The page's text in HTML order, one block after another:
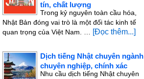
tín, chất lượng
Trong kỷ nguyên toàn cầu hóa,
Nhật Bản đóng vai trò là một đối tác kinh tế
quan trọng của Việt Nam. …
[Đọc thêm...]
Dịch tiếng Nhật chuyên ngành
chuyên nghiệp, chính xác
Nhu cầu dịch tiếng Nhật chuyên